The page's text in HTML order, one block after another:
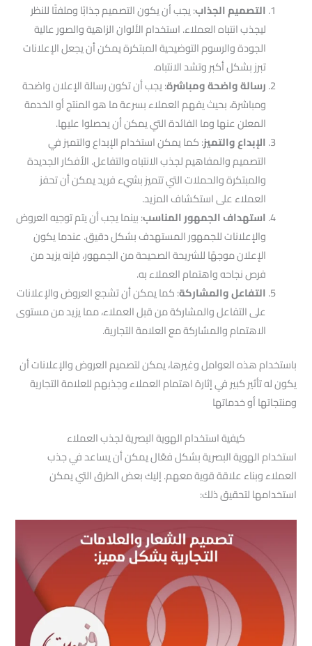
التصميم الجذاب: يجب أن يكون التصميم جذابًا وملفتًا للنظر
ليجذب انتباه العملاء. استخدام الألوان الزاهية والصور عالية
الجودة والرسوم التوضيحية المبتكرة يمكن أن يجعل الإعلانات
تبرز بشكل أكبر وتشد الانتباه.
رسالة واضحة ومباشرة: يجب أن تكون رسالة الإعلان واضحة
ومباشرة، بحيث يفهم العملاء بسرعة ما هو المنتج أو الخدمة
المعلن عنها وما الفائدة التي يمكن أن يحصلوا عليها.
الإبداع والتميز: كما يمكن استخدام الإبداع والتميز في
التصميم والمفاهيم لجذب الانتباه والتفاعل. الأفكار الجديدة
والمبتكرة والحملات التي تتميز بشيء فريد يمكن أن تحفز
العملاء على استكشاف المزيد.
استهداف الجمهور المناسب: بينما يجب أن يتم توجيه العروض
والإعلانات للجمهور المستهدف بشكل دقيق. عندما يكون
الإعلان موجهًا للشريحة الصحيحة من الجمهور، فإنه يزيد من
فرص نجاحه واهتمام العملاء به.
التفاعل والمشاركة: كما يمكن أن تشجع العروض والإعلانات
على التفاعل والمشاركة من قبل العملاء، مما يزيد من مستوى
الاهتمام والمشاركة مع العلامة التجارية.
باستخدام هذه العوامل وغيرها، يمكن لتصميم العروض والإعلانات أن
يكون له تأثير كبير في إثارة اهتمام العملاء وجذبهم للعلامة التجارية
ومنتجاتها أو خدماتها
كيفية استخدام الهوية البصرية لجذب العملاء
استخدام الهوية البصرية بشكل فعّال يمكن أن يساعد في جذب
العملاء وبناء علاقة قوية معهم. إليك بعض الطرق التي يمكن
استخدامها لتحقيق ذلك: